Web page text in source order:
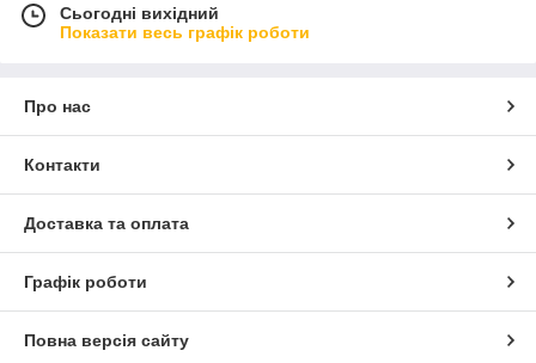
Сьогодні вихідний
Показати весь графік роботи
Про нас
Контакти
Доставка та оплата
Графік роботи
Повна версія сайту